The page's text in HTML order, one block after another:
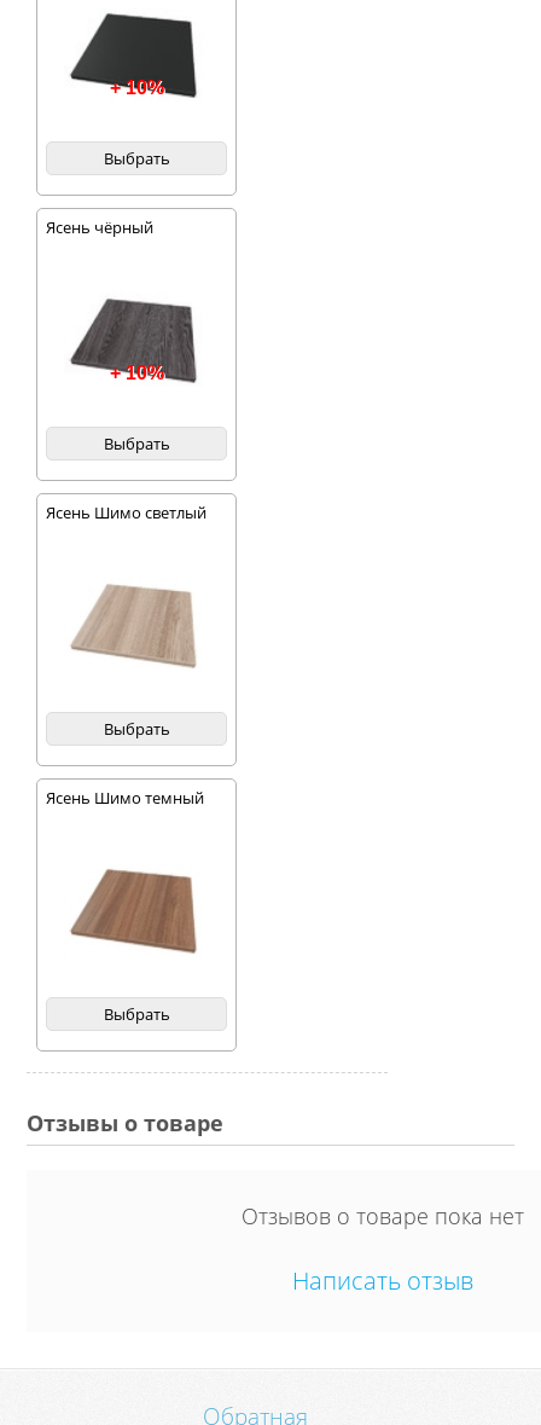
+ 10%
Выбрать
Ясень чёрный
+ 10%
Выбрать
Ясень Шимо светлый
Выбрать
Ясень Шимо темный
Выбрать
Отзывы о товаре
Отзывов о товаре пока нет
Написать отзыв
Обратная